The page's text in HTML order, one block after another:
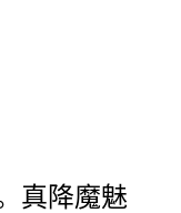
真降魔魅